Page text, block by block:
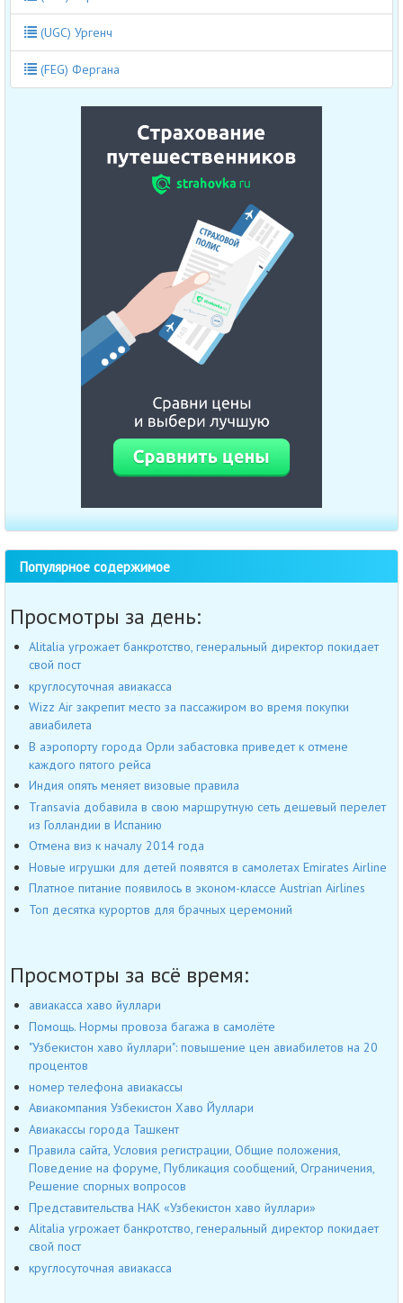
(UGC) Ургенч
(FEG) Фергана
Популярное содержимое
Просмотры за день:
Alitalia угрожает банкротство, генеральный директор покидает
свой пост
круглосуточная авиакасса
Wizz Air закрепит место за пассажиром во время покупки
авиабилета
В аэропорту города Орли забастовка приведет к отмене
каждого пятого рейса
Индия опять меняет визовые правила
Transavia добавила в свою маршрутную сеть дешевый перелет
из Голландии в Испанию
Отмена виз к началу 2014 года
Новые игрушки для детей появятся в самолетах Emirates Airline
Платное питание появилось в эконом-классе Austrian Airlines
Топ десятка курортов для брачных церемоний
Просмотры за всё время:
авиакасса хаво йуллари
Помощь. Нормы провоза багажа в самолёте
"Узбекистон хаво йуллари": повышение цен авиабилетов на 20
процентов
номер телефона авиакассы
Авиакомпания Узбекистон Хаво Йуллари
Авиакассы города Ташкент
Правила сайта, Условия регистрации, Общие положения,
Поведение на форуме, Публикация сообщений, Ограничения,
Решение спорных вопросов
Представительства НАК «Узбекистон хаво йуллари»
Alitalia угрожает банкротство, генеральный директор покидает
свой пост
круглосуточная авиакасса